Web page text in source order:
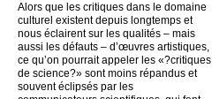
Alors que les critiques dans le domaine
culturel existent depuis longtemps et
nous éclairent sur les qualités – mais
aussi les défauts – d’œuvres artistiques,
ce qu’on pourrait appeler les «?critiques
de science?» sont moins répandus et
souvent éclipsés par les